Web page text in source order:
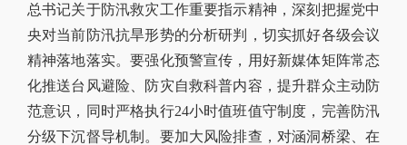
总书记关于防汛救灾工作重要指示精神，深刻把握党中
央对当前防汛抗旱形势的分析研判，切实抓好各级会议
精神落地落实。要强化预警宣传，用好新媒体矩阵常态
化推送台风避险、防灾自救科普内容，提升群众主动防
范意识，同时严格执行24小时值班值守制度，完善防汛
分级下沉督导机制。要加大风险排查，对涵洞桥梁、在